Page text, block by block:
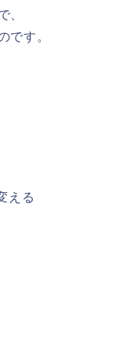
、
です。
える